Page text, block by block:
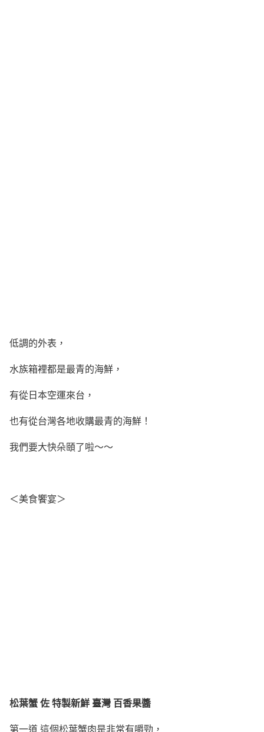
低調的外表，
水族箱裡都是最青的海鮮，
有從日本空運來台，
也有從台灣各地收購最青的海鮮！
我們要大快朵頤了啦～～
＜美食饗宴＞
松葉蟹 佐 特製新鮮 臺灣 百香果醬
第一道 這個松葉蟹肉是非常有嚼勁，